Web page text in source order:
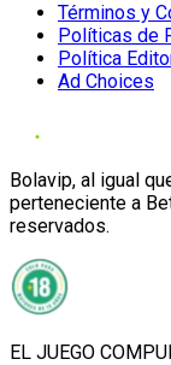
Términos y
Políticas de
Política
Ad Choices
Bolavip, al igual
perteneciente a
reservados.
EL JUEGO